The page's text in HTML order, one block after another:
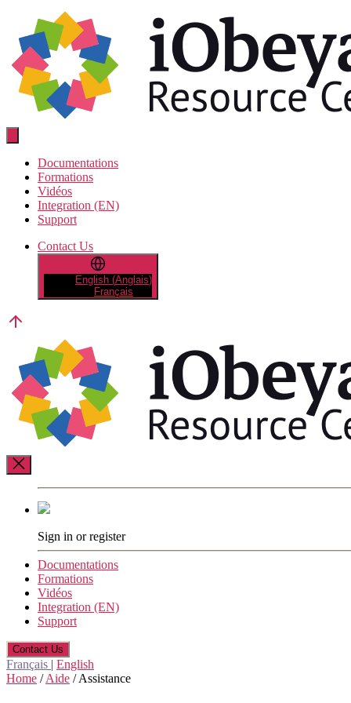
contenu
Documentations
Formations
Vidéos
Integration (EN)
Support
Contact Us
English (Anglais)
Français
Sign in or register
Documentations
Formations
Vidéos
Integration (EN)
Support
Contact Us
Français | English
Home /Aide /Assistance